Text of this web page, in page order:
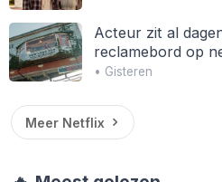
Acteur zit al
reclamebord op
• Gisteren
Meer Netflix